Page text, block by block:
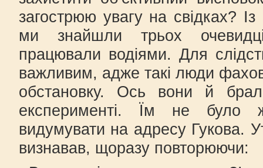
загострюю увагу на свідках?
ми знайшли трьох
працювали водіями. Для
важливим, адже такі люди
обстановку. Ось вони й
експерименті. Їм не було
видумувати на адресу Гукова.
визнавав, щоразу повторюючи: